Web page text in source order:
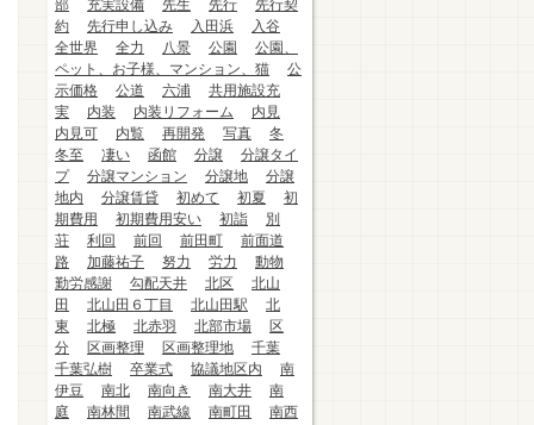
部
充実設備 先生 先行
先行契
約
先行申し込み 入田浜
入谷
全世界
全力 八景 公園
公園、
ペット、お子様、マンション、猫
公
示価格
公道 六浦
共用施設充
実
内装 内装リフォーム
内見
内見可
内覧 再開発 写真
冬
冬至
凄い 函館 分譲
分譲タイ
プ
分譲マンション 分譲地
分譲
地内
分譲賃貸 初めて 初夏
初
期費用
初期費用安い 初詣
別
荘
利回 前回 前田町
前面道
路
加藤祐子 努力 労力
動物
勤労感謝
勾配天井 北区
北山
田
北山田６丁目 北山田駅
北
東
北極 北赤羽 北部市場
区
分
区画整理 区画整理地
千葉
千葉弘樹
卒業式 協議地区内
南
伊豆
南北 南向き 南大井
南
庭
南林間 南武線 南町田
南西